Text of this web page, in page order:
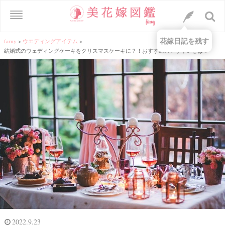
farny > ウエディングアイテム >
結婚式のウェディングケーキをクリスマスケーキに？！おすすめのデザインとは♡
2022.9.23
花嫁日記を残す